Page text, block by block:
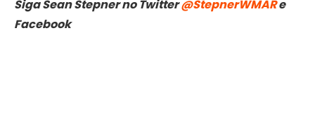
Siga Sean Stepner no Twitter@StepnerWMARe
Facebook